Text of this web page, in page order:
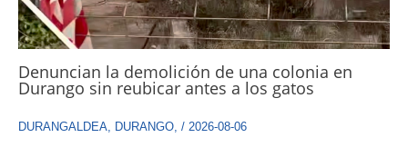
Denuncian la demolición de una colonia en
Durango sin reubicar antes a los gatos
DURANGALDEA DURANGO / 2026-08-06